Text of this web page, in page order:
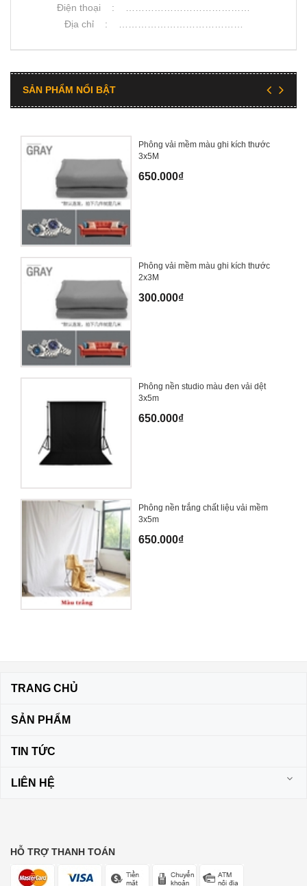
Điện thoại : …………………………………
Địa chỉ : …………………………………
SẢN PHẨM NỔI BẬT
Phông vải mềm màu ghi kích thước
3x5M
650.000₫
Phông vải mềm màu ghi kích thước
2x3M
300.000₫
Phông nền studio màu đen vải dệt
3x5m
650.000₫
Phông nền trắng chất liệu vải mềm
3x5m
650.000₫
TRANG CHỦ
SẢN PHẨM
TIN TỨC
LIÊN HỆ
HỖ TRỢ THANH TOÁN